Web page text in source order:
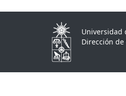
Universidad
Dirección